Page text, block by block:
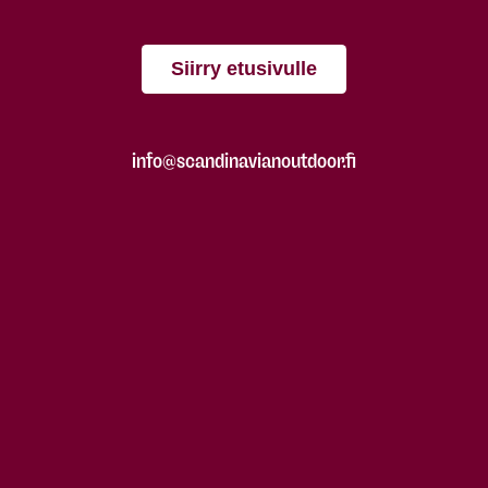
Siirry etusivulle
info@scandinavianoutdoor.fi